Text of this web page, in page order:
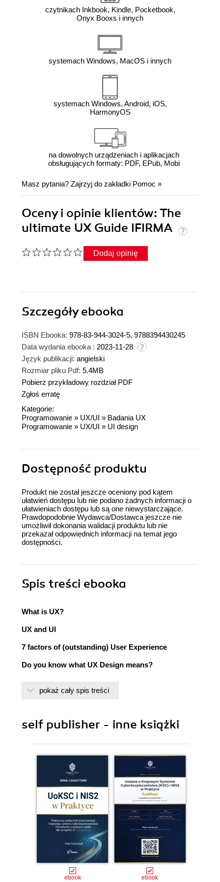
czytnikach Inkbook, Kindle, Pocketbook,
Onyx Booxs i innych
systemach Windows, MacOS i innych
systemach Windows, Android, iOS,
HarmonyOS
na dowolnych urządzeniach i aplikacjach
obsługujących formaty: PDF, EPub, Mobi
Masz pytania? Zajrzyj do zakładki Pomoc »
Oceny i opinie klientów: The
ultimate UX Guide IFIRMA
Dodaj opinię
Szczegółyebooka
ISBN Ebooka: 978-83-944-3024-5, 9788394430245
Data wydania ebooka : 2023-11-28
Język publikacji: angielski
Rozmiar pliku Pdf: 5.4MB
Pobierz przykładowy rozdział PDF
Zgłoś erratę
Kategorie:
Programowanie » UX/UI » Badania UX
Programowanie » UX/UI » UI design
Dostępność produktu
Produkt nie został jeszcze oceniony pod kątem
ułatwień dostępu lub nie podano żadnych informacji o
ułatwieniach dostępu lub są one niewystarczające.
Prawdopodobnie Wydawca/Dostawca jeszcze nie
umożliwił dokonania walidacji produktu lub nie
przekazał odpowiednich informacji na temat jego
dostępności.
Spis treści ebooka
What is UX?
UX and UI
7 factors of (outstanding) User Experience
Do you know what UX Design means?
User-centered design and its main principles
Stages of User-centered design process
Customer Experience
How does User Experience relate to Customer
Experience?
Brand Experience
Human-Computer Interaction (HCI)
Why is UX important?
pokaż cały spis treści
self publisher - inne książki
ebook ebook